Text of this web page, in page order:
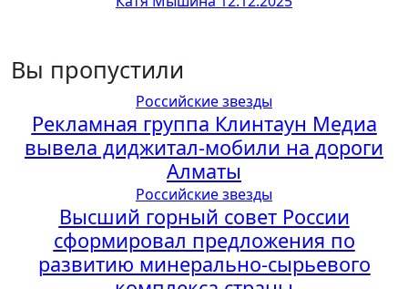
Вы пропустили
Российские звезды
Рекламная группа Клинтаун Медиа
вывела диджитал-мобили на дороги
Алматы
Российские звезды
Высший горный совет России
сформировал предложения по
развитию минерально-сырьевого